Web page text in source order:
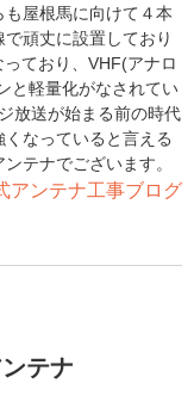
屋根馬に向けて４本
頑丈に設置しており
ており、VHF(アナロ
と軽量化がなされてい
放送が始まる前の時代
なっていると言える
テナでございます。
アンテナ工事ブログ
テナ